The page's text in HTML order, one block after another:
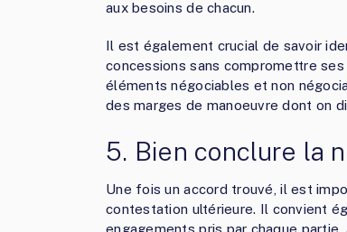
aux besoins de chacun.
Il est également crucial de savoir
concessions sans compromettre
éléments négociables et non
des marges de manoeuvre dont on
5. Bien conclure la
Une fois un accord trouvé, il est
contestation ultérieure. Il convient